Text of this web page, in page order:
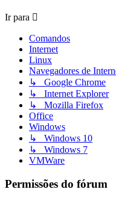
Ir para
Comandos
Internet
Linux
Navegadores de
↳ Google Chrome
↳ Internet Explorer
↳ Mozilla Firefox
Office
Windows
↳ Windows 10
↳ Windows 7
VMWare
Permissões do fórum